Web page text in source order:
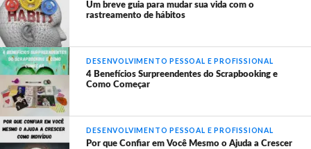
Um breve guia para mudar sua vida com o
rastreamento de hábitos
DESENVOLVIMENTO PESSOAL E PROFISSIONAL
4 Benefícios Surpreendentes do Scrapbooking e
Como Começar
DESENVOLVIMENTO PESSOAL E PROFISSIONAL
Por que Confiar em Você Mesmo o Ajuda a Crescer